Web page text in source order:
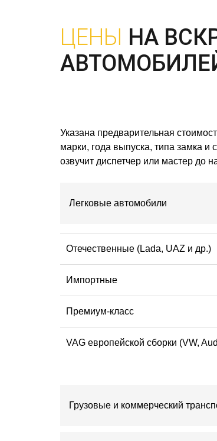
ЦЕНЫ НА
Указана предварительная
марки, года выпуска, типа замка
озвучит диспетчер или мастер до
Легковые автомобили
Отечественные (Lada, UAZ и др.)
Импортные
Премиум-класс
VAG европейской сборки (VW,
Грузовые и коммерческий